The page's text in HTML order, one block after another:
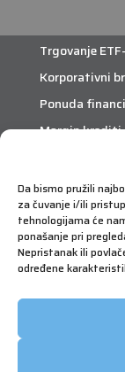
Da bismo pružili
za čuvanje i/ili
tehnologijama će
ponašanje pri
Nepristanak ili
određene
Trgovanje
Korporativni
Ponuda
Margin krediti
eTrade
Što je eTrade?